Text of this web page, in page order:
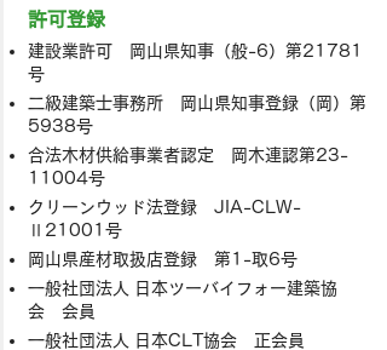
許可登録
建設業許可 岡山県知事（般-6）第21781
号
二級建築士事務所 岡山県知事登録（岡）第
5938号
合法木材供給事業者認定 岡木連認第23-
11004号
​クリーンウッド法登録 JIA-CLW-
Ⅱ21001号
岡山県産材取扱店登録 第1-取6号
一般社団法人 日本ツーバイフォー建築協
会 会員
一般社団法人 日本CLT協会 正会員